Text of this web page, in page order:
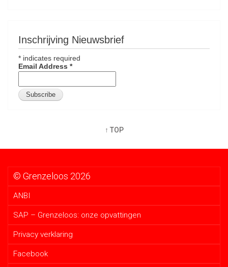
Inschrijving Nieuwsbrief
* indicates required
Email Address *
↑ TOP
© Grenzeloos 2026
ANBI
SAP – Grenzeloos: onze opvattingen
Privacy verklaring
Facebook